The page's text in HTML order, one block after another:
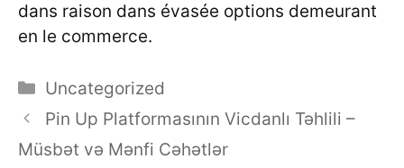
dans raison dans évasée options demeurant
en le commerce.
Categories
Uncategorized
Pin Up Platformasının Vicdanlı Təhlili –
Müsbət və Mənfi Cəhətlər